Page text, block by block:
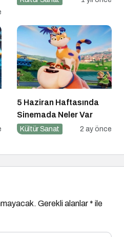
5 Haziran Haftasında
Sinemada Neler Var
Kültür Sanat 2 ay önce
Gerekli alanlar* ile